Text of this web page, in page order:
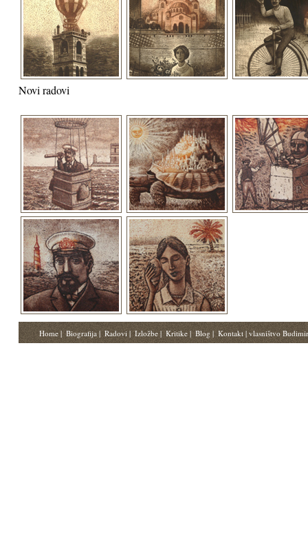
Novi radovi
Home| Biografija | Radovi | Izložbe | Kritike | Blog| Kontakt| vlasništvo